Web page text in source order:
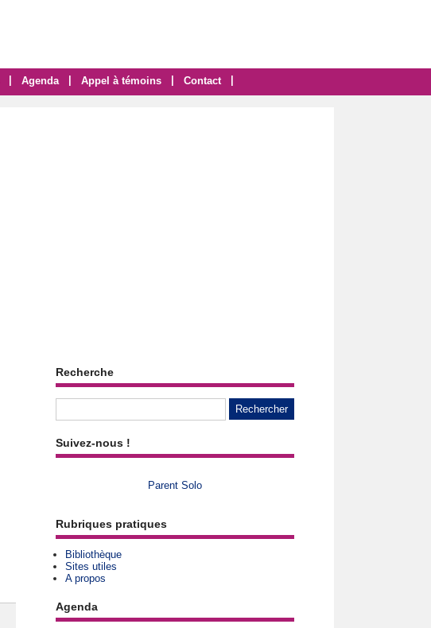
Agenda Appel à témoins Contact
Recherche
Suivez-nous !
Parent Solo
Rubriques pratiques
Bibliothèque
Sites utiles
A propos
Agenda